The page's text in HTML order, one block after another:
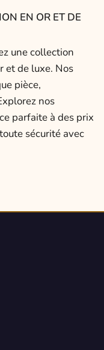
EN OR ET DE
une collection
et de luxe. Nos
pièce,
nos
parfaite à des prix
sécurité avec